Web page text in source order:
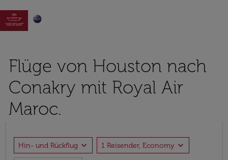

Flüge von Houston nach
Conakry mit Royal Air
Maroc.
Hin- und Rückflug expand_more 1 Reisender, Economy expand_more